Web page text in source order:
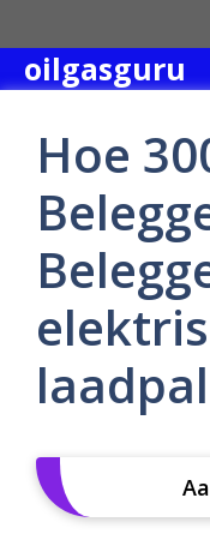
to
content
oilgasguru
Hoe